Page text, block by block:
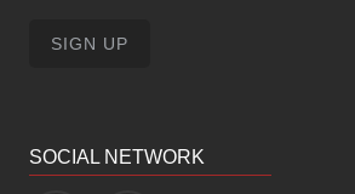
SOCIAL NETWORK